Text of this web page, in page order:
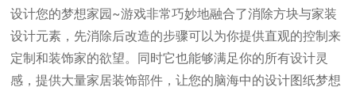
设计您的梦想家园~游戏非常巧妙地融合了消除方块与家装
设计元素，先消除后改造的步骤可以为你提供直观的控制来
定制和装饰家的欲望。同时它也能够满足你的所有设计灵
感，提供大量家居装饰部件，让您的脑海中的设计图纸梦想